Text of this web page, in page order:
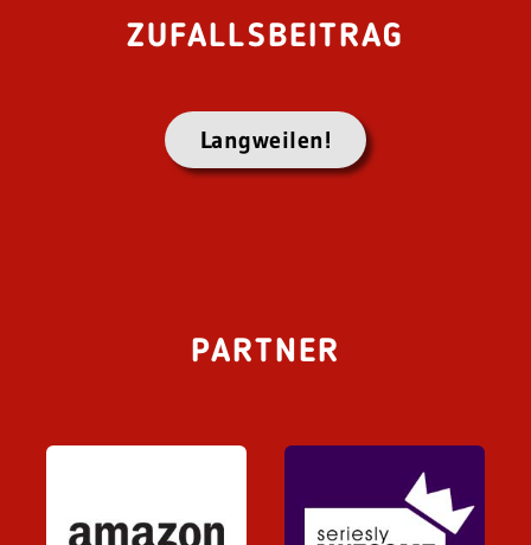
ZUFALLSBEITRAG
Langweilen!
PARTNER